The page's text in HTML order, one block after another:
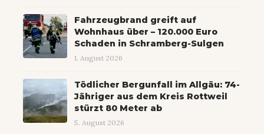
Fahrzeugbrand greift auf
Wohnhaus über – 120.000 Euro
Schaden in Schramberg-Sulgen
1. August 2026
Tödlicher Bergunfall im Allgäu: 74-
Jähriger aus dem Kreis Rottweil
stürzt 80 Meter ab
5. August 2026